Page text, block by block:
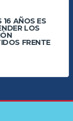
16 AÑOS ES
LOS
FRENTE